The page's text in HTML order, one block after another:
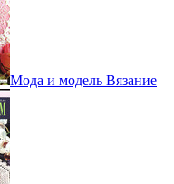
Мода и модель Вязание